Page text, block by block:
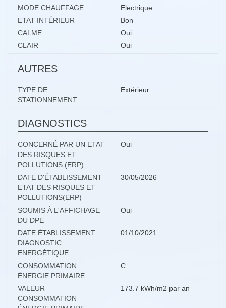
MODE CHAUFFAGE
Electrique
ETAT INTÉRIEUR
Bon
CALME
Oui
CLAIR
Oui
AUTRES
TYPE DE
STATIONNEMENT
Extérieur
DIAGNOSTICS
CONCERNÉ PAR UN ETAT
DES RISQUES ET
POLLUTIONS (ERP)
Oui
DATE D'ÉTABLISSEMENT
ETAT DES RISQUES ET
POLLUTIONS(ERP)
30/05/2026
SOUMIS À L'AFFICHAGE
DU DPE
Oui
DATE ÉTABLISSEMENT
DIAGNOSTIC
ENERGÉTIQUE
01/10/2021
CONSOMMATION
ÉNERGIE PRIMAIRE
C
VALEUR
CONSOMMATION
173.7 kWh/m2 par an